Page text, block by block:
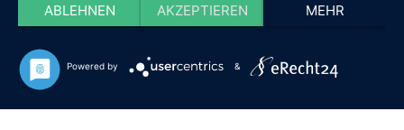
ABLEHNEN AKZEPTIEREN MEHR
Powered by &